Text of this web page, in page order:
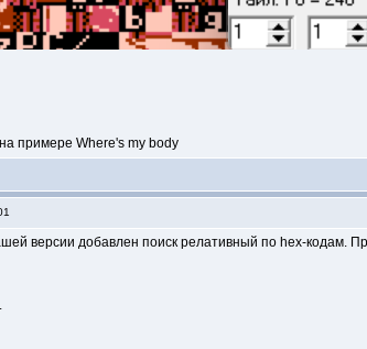
примере Where's my body
версии добавлен поиск релативный по hex-кодам.